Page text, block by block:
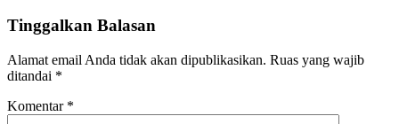
Tinggalkan Balasan
Alamat email Anda tidak akan dipublikasikan. Ruas yang wajib
ditandai *
Komentar *